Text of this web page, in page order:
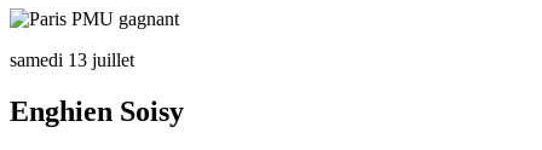
samedi 13 juillet
Enghien Soisy